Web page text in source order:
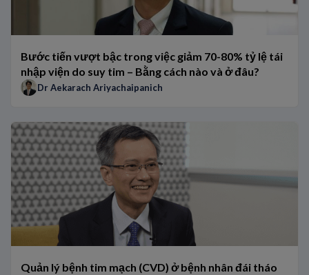
Bước tiến vượt bậc trong việc giảm 70-80% tỷ lệ tái
nhập viện do suy tim – Bằng cách nào và ở đâu?
Dr Aekarach Ariyachaipanich
Quản lý bệnh tim mạch (CVD) ở bệnh nhân đái tháo